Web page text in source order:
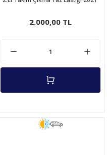
2.000,00 TL